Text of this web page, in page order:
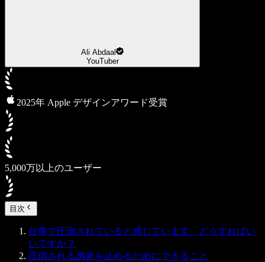
Ali Abdaal
YouTuber
2025年 Apple デザインアワード受賞
5,000万以上のユーザー
目次
仕事で圧倒されていると感じています。どうすればい
いですか？
圧倒される感覚を止めるためにできること